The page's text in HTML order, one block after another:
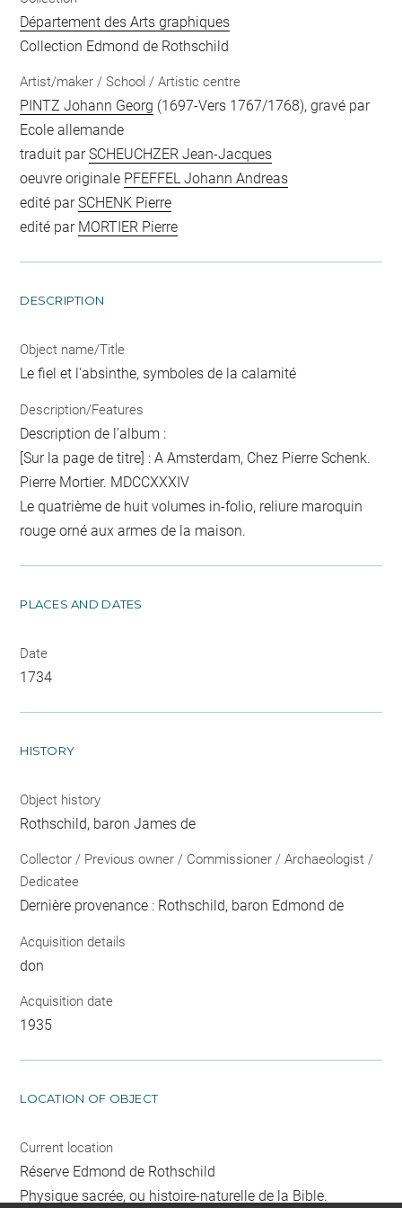
Département des Arts graphiques
Collection Edmond de Rothschild
Artist/maker / School / Artistic centre
PINTZ Johann Georg (1697-Vers 1767/1768), gravé par
Ecole allemande
traduit parSCHEUCHZER Jean-Jacques
oeuvre originale PFEFFEL Johann Andreas
edité parSCHENK Pierre
edité par MORTIER Pierre
DESCRIPTION
Object name/Title
Le fiel et l'absinthe, symboles de la calamité
Description/Features
Description de l'album :
[Sur la page de titre] : A Amsterdam, Chez Pierre Schenk.
Pierre Mortier. MDCCXXXIV
Le quatrième de huit volumes in-folio, reliure maroquin
rouge orné aux armes de la maison.
PLACES AND DATES
Date
1734
HISTORY
Object history
Rothschild, baron James de
Collector / Previous owner / Commissioner / Archaeologist /
Dedicatee
Dernière provenance : Rothschild, baron Edmond de
Acquisition details
don
Acquisition date
1935
LOCATION OF OBJECT
Current location
Réserve Edmond de Rothschild
Physique sacrée, ou histoire-naturelle de la Bible.